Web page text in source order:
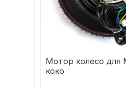
Мотор колесо для
коко